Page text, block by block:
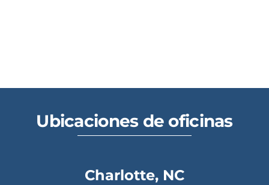
Ubicaciones de oficinas
Charlotte, NC